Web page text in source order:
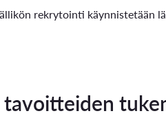
rekrytointi käynnistetään